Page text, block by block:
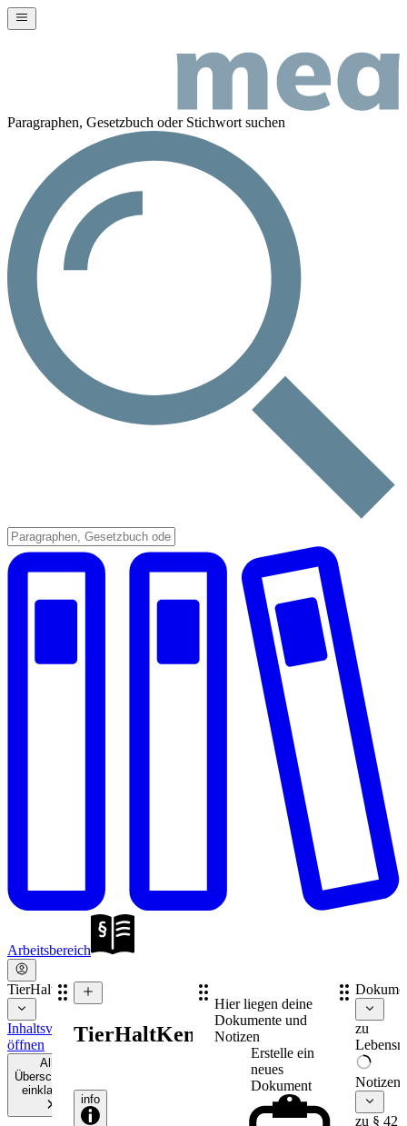
Paragraphen, Gesetzbuch oder Stichwort suchen
Arbeitsbereich
TierHaltKennzG
Inhaltsverzeichnis
öffnen
Alle
Überschriften
einklappen
TierHaltKennzG
info
Hier liegen deine
Dokumente und
Notizen
Erstelle ein
neues
Dokument
zu
Notizen
zu § 42